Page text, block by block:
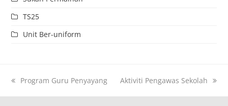
TS25
Unit Ber-uniform
Program Guru Penyayang Aktiviti Pengawas Sekolah